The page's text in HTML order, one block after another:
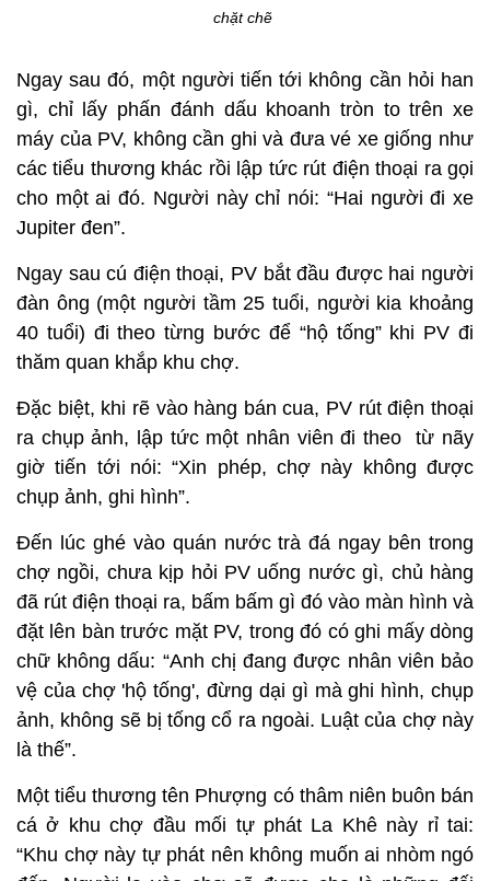
Người lạ vào khu chợ đầu mối tự phát La Khê sẽ bị giám sát
chặt chẽ
Ngay sau đó, một người tiến tới không cần hỏi han
gì, chỉ lấy phấn đánh dấu khoanh tròn to trên xe
máy của PV, không cần ghi và đưa vé xe giống như
các tiểu thương khác rồi lập tức rút điện thoại ra gọi
cho một ai đó. Người này chỉ nói: “Hai người đi xe
Jupiter đen”.
Ngay sau cú điện thoại, PV bắt đầu được hai người
đàn ông (một người tầm 25 tuổi, người kia khoảng
40 tuổi) đi theo từng bước để “hộ tống” khi PV đi
thăm quan khắp khu chợ.
Đặc biệt, khi rẽ vào hàng bán cua, PV rút điện thoại
ra chụp ảnh, lập tức một nhân viên đi theo từ nãy
giờ tiến tới nói: “Xin phép, chợ này không được
chụp ảnh, ghi hình”.
Đến lúc ghé vào quán nước trà đá ngay bên trong